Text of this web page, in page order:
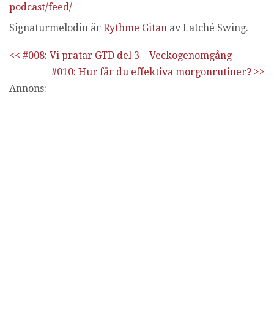
podcast/feed/
Signaturmelodin är Rythme Gitan av Latché Swing.
<< #008: Vi pratar GTD del 3 – Veckogenomgång
#010: Hur får du effektiva morgonrutiner? >>
Annons: